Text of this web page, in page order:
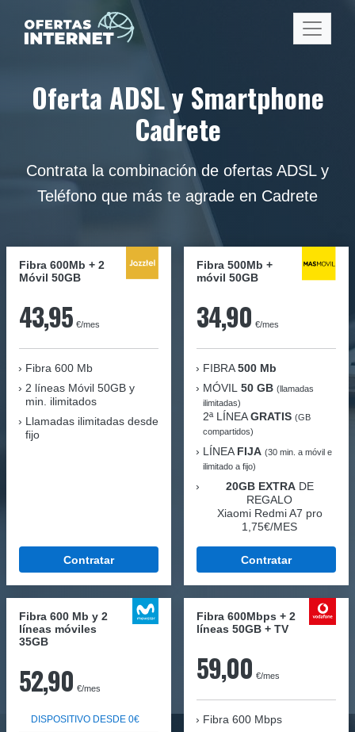
Oferta ADSL y Smartphone
Cadrete
Contrata la combinación de ofertas ADSL y
Teléfono que más te agrade en Cadrete
Fibra 600Mb + 2
Móvil 50GB
43,95 €/mes
Fibra 600 Mb
2 líneas Móvil 50GB y
min. ilimitados
Llamadas ilimitadas desde
fijo
Contratar
Fibra 500Mb +
móvil 50GB
34,90 €/mes
FIBRA 500 Mb
MÓVIL 50 GB (llamadas
ilimitadas)
2ª LÍNEAGRATIS (GB
compartidos)
LÍNEA FIJA (30 min. a móvil e
ilimitado a fijo)
20GB EXTRADE
REGALO
Xiaomi Redmi A7 pro
1,75€/MES
Contratar
Fibra 600 Mb y 2
líneas móviles
35GB
52,90 €/mes
DISPOSITIVO DESDE 0€
Fibra 600Mbps + 2
líneas 50GB + TV
59,00 €/mes
Fibra 600 Mbps